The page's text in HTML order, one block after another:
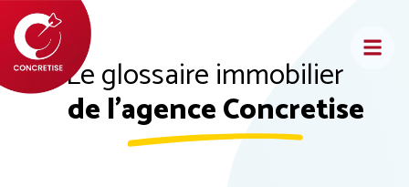
Aller
au
contenu Le glossaire immobilier
de l'agence Concretise